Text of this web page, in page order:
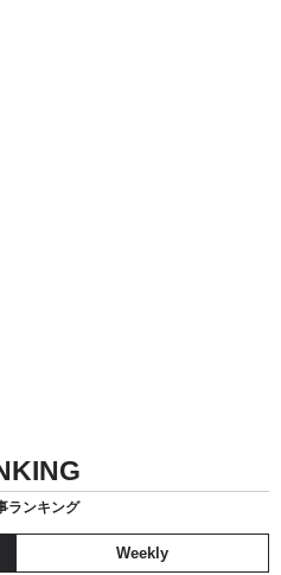
ランキング
Weekly